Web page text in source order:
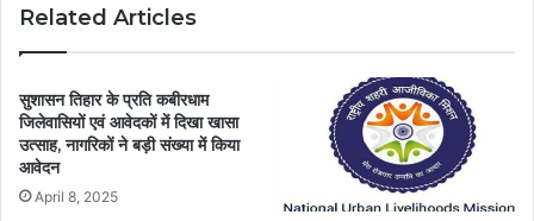
Related Articles
सुशासन तिहार के प्रति कबीरधाम
जिलेवासियों एवं आवेदकों में दिखा खासा
उत्साह, नागरिकों ने बड़ी संख्या में किया
आवेदन
April 8, 2025